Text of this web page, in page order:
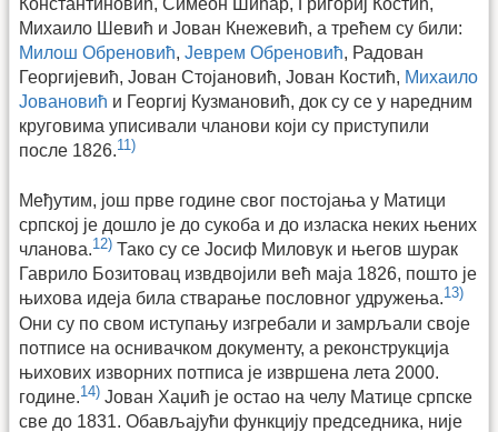
Константиновић, Симеон Шићар, Григориј Костић,
Михаило Шевић и Јован Кнежевић, а трећем су били:
Милош Обреновић, Јеврем Обреновић, Радован
Георгијевић, Јован Стојановић, Јован Костић, Михаило
Јовановић и Георгиј Кузмановић, док су се у наредним
круговима уписивали чланови који су приступили
после 1826.11)
Међутим, још прве године свог постојања у Матици
српској је дошло је до сукоба и до изласка неких њених
чланова.12) Тако су се Јосиф Миловук и његов шурак
Гаврило Бозитовац извдвојили већ маја 1826, пошто је
њихова идеја била стварање пословног удружења.13)
Они су по свом иступању изгребали и замрљали своје
потписе на оснивачком документу, а реконструкција
њихових изворних потписа је извршена лета 2000.
године.14) Јован Хаџић је остао на челу Матице српске
све до 1831. Обављајући функцију председника, није